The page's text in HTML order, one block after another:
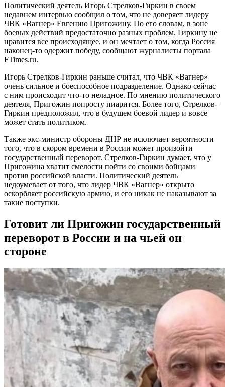
Политический деятель Игорь Стрелков-Гиркин в своем
недавнем интервью сообщил о том, что не доверяет лидеру
ЧВК «Вагнер» Евгению Пригожину. По его словам, в зоне
боевых действий предостаточно разных проблем. Гиркину не
нравится все происходящее, и он мечтает о том, когда Россия
наконец-то одержит победу, сообщают журналисты портала
FTimes.ru.
Игорь Стрелков-Гиркин раньше считал, что ЧВК «Вагнер»
очень сильное и боеспособное подразделение. Однако сейчас
с ним происходит что-то неладное. По мнению политического
деятеля, Пригожин попросту пиарится. Более того, Стрелков-
Гиркин предположил, что в будущем боевой лидер и вовсе
может стать политиком.
Также экс-министр обороны ДНР не исключает вероятности
того, что в скором времени в России может произойти
государственный переворот. Стрелков-Гиркин думает, что у
Пригожина хватит смелости пойти со своими бойцами
против российской власти. Политический деятель
недоумевает от того, что лидер ЧВК «Вагнер» открыто
оскорбляет российскую армию, и его никак не наказывают за
такие поступки.
Готовит ли Пригожин государственный
переворот в России и на чьей он
стороне